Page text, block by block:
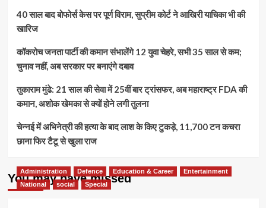
40 साल बाद बोफोर्स केस पर पूर्ण विराम, सुप्रीम कोर्ट ने आखिरी याचिका भी की
खारिज
कॉकरोच जनता पार्टी की कमान संभालेंगे 12 युवा चेहरे, सभी 35 साल से कम;
चुनाव नहीं, अब सरकार पर बनाएंगे दबाव
तुकाराम मुंढे: 21 साल की सेवा में 25वीं बार ट्रांसफर, अब महाराष्ट्र FDA की
कमान, अशोक खेमका से क्यों होने लगी तुलना
चेन्नई में अभिनेत्री की हत्या के बाद लाश के किए टुकड़े, 11,700 टन कचरा
छाना फिर टैटू से खुला राज
You may have missed
Administration Defence Education & Career
Entertainment
National
social Special